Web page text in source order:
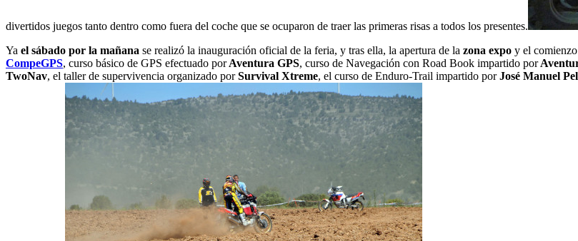
divertidos juegos tanto dentro como fuera del coche que se ocuparon de traer las primeras risas a todos los presentes.
Ya el sábado por la mañana se realizó la inauguración oficial de la feria, y tras ella, la apertura de la zona expo y el
CompeGPS, curso básico de GPS efectuado porAventura GPS, curso de Navegación con Road Book impartido por
TwoNav, el taller de supervivencia organizado porSurvival Xtreme, el curso de Enduro-Trail impartido porJosé Manuel